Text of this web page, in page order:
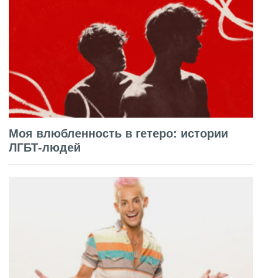
Моя влюбленность в гетеро: истории
ЛГБТ-людей